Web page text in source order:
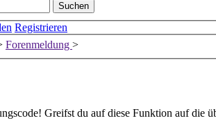
Registrieren
Forenmeldung >
Greifst du auf diese Funktion auf die